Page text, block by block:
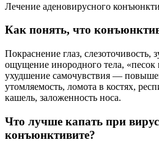
Лечение аденовирусного
Как понять, что
Покраснение глаз, слезоточивость,
ощущение инородного тела, «песок
ухудшение самочувствия —
утомляемость, ломота в костях,
кашель, заложенность носа.
Что лучше капать при
конъюнктивите?